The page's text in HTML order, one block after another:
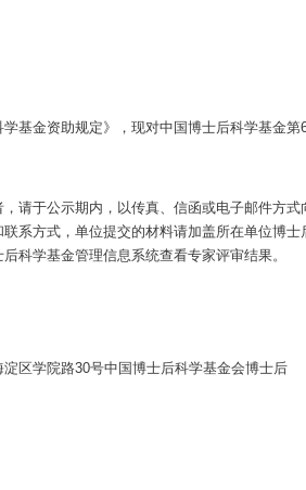
基金资助规定》，现对中国博士后科学基金
请于公示期内，以传真、信函或电子邮件方
系方式，单位提交的材料请加盖所在单位博
科学基金管理信息系统查看专家评审结果。
区学院路30号中国博士后科学基金会博士后